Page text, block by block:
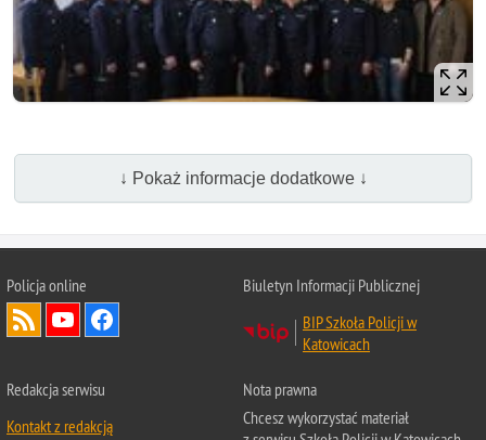
↓ Pokaż informacje dodatkowe ↓
Policja online
Biuletyn Informacji Publicznej
BIP Szkoła Policji w
Katowicach
Redakcja serwisu
Kontakt z redakcją
Nota prawna
Chcesz wykorzystać materiał